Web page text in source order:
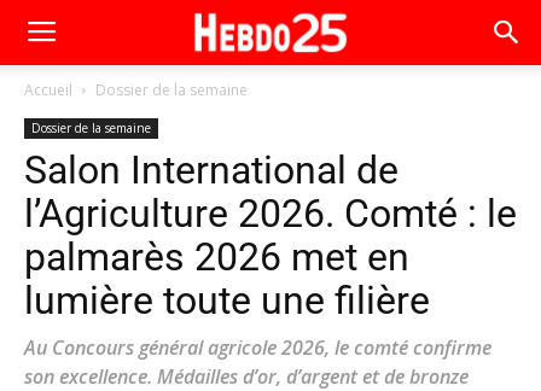
Accueil Dossier de la semaine
Dossier de la semaine
Salon International de
l’Agriculture 2026. Comté : le
palmarès 2026 met en
lumière toute une filière
Au Concours général agricole 2026, le comté confirme
son excellence. Médailles d’or, d’argent et de bronze